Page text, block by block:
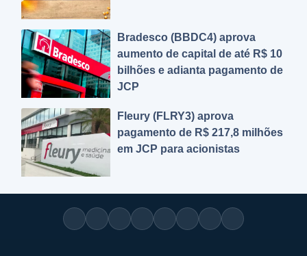
Bradesco (BBDC4) aprova
aumento de capital de até R$ 10
bilhões e adianta pagamento de
JCP
Fleury (FLRY3) aprova
pagamento de R$ 217,8 milhões
em JCP para acionistas